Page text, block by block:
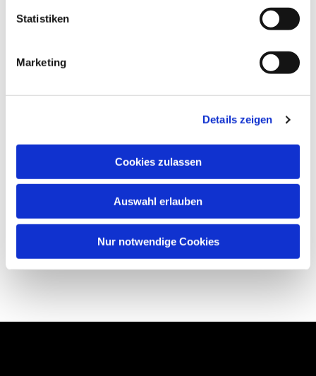
Statistiken
Marketing
Details zeigen
Cookies zulassen
Auswahl erlauben
Nur notwendige Cookies